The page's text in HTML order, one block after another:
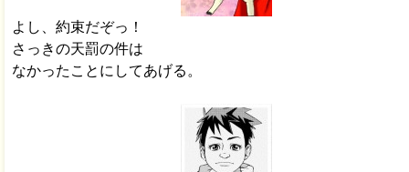
よし、約束だぞっ！
さっきの天罰の件は
なかったことにしてあげる。